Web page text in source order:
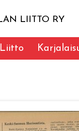
LIITTO RY